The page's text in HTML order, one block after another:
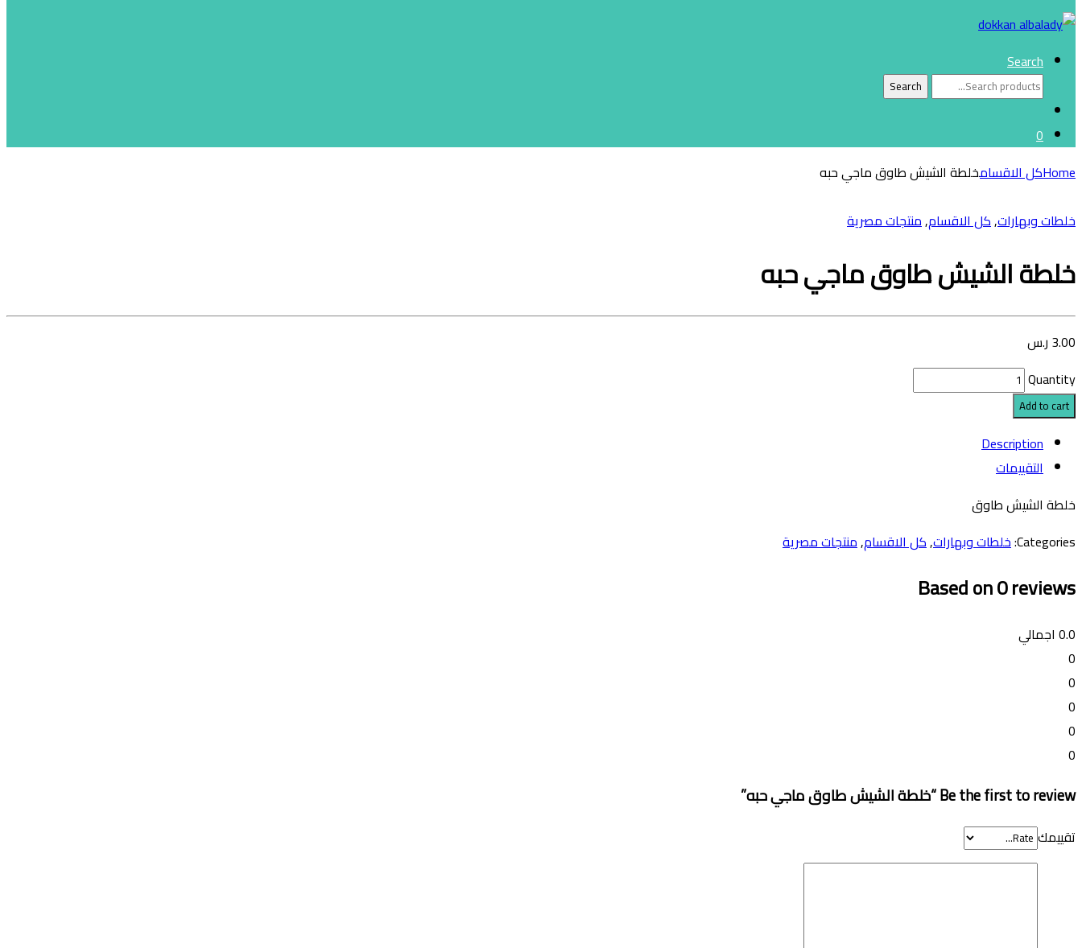
Search
Search
Search
0
Homeكل الاقسامخلطة الشيش طاوق ماجي حبه
خلطات وبهارات,كل الاقسام,منتجات مصرية
خلطة الشيش طاوق ماجي حبه
3.00 ر.س
Quantity
Add to cart
Description
التقييمات
خلطة الشيش طاوق
Categories: خلطات وبهارات,كل الاقسام,منتجات مصرية
Based on 0 reviews
0.0 اجمالي
0
0
0
0
0
Be the first to review “خلطة الشيش طاوق ماجي حبه”
تقييمك